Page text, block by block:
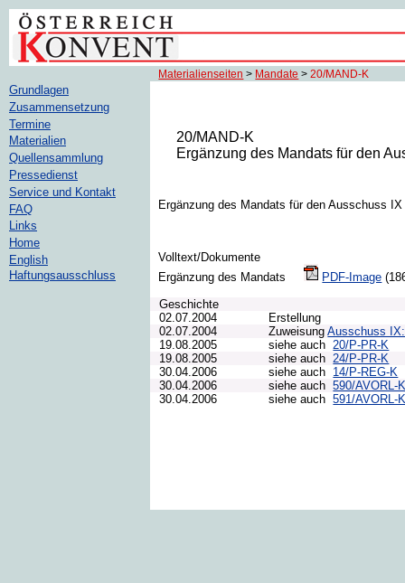
Materialienseiten > Mandate >20/MAND-K
20/MAND-K
Ergänzung des Mandats für den
Ergänzung des Mandats für den Ausschuss IX
Volltext/Dokumente
Ergänzung des Mandats
PDF-Image
Geschichte
02.07.2004
Erstellung
02.07.2004
ZuweisungAusschuss
19.08.2005
siehe auch 20/P-PR-K
19.08.2005
siehe auch 24/P-PR-K
30.04.2006
siehe auch 14/P-REG-K
30.04.2006
siehe auch 590/AVORL-
30.04.2006
siehe auch 591/AVORL-
Grundlagen
Zusammensetzung
Termine
Materialien
Quellensammlung
Pressedienst
Service und Kontakt
FAQ
Links
Home
English
Haftungsausschluss